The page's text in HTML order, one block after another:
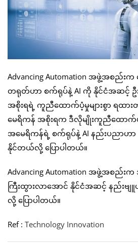
Advancing Automation အဖွဲ့အစည်
တရုတ်ဟာ စက်ရုပ်နဲ့ AI ကို နိုင်ငံအဆင့် ဦးစ
အစိုးရရဲ့ ကူညီထောက်ပံ့မှုများစွာ ရထာ
မေရိကန် အစိုးရက ဒီလိုမျိုးကူညီထောက်ပံ့
အမေရိကန်ရဲ့ စက်ရုပ်နဲ့ AI နည်းပညာဟ
နိုင်တယ်လို့ ပြောပါတယ်။
Advancing Automation အဖွဲ့အစည်
ကြီးထွားလာအောင် နိုင်ငံအဆင့် နည်းဗ
လို့ ပြောပါတယ်။
Ref : Technology Innovation